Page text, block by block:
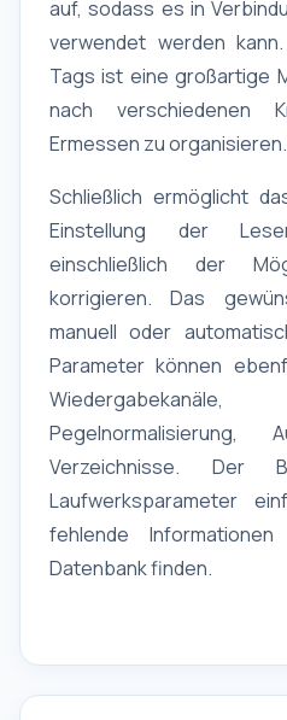
auf, sodass es in
verwendet werden
Tags ist eine großartige
nach verschiedenen
Ermessen zu organisieren.
Schließlich ermöglicht
Einstellung der
einschließlich der
korrigieren. Das
manuell oder
Parameter können
Pegelnormalisierung,
Verzeichnisse. Der
Laufwerksparameter
fehlende
Datenbank finden.